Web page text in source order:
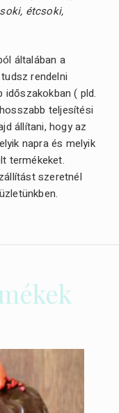
étcsoki,
általában a
rendelni
időszakokban ( pld.
teljesítési
állítani, hogy az
napra és melyik
termékeket.
szeretnél